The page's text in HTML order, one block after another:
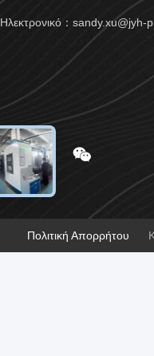
Ηλεκτρονικό：sandy.xu@jyh-
Πολιτική Απορρήτου